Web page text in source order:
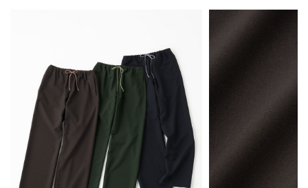
ご購入者様
購入確認済み
年齢: 60代 身長: 150cm以下 46-50kg
上着丈が気に入ってます
袖口、襟のラインワンポイントが可愛い❤
商品：L34レディース:スクラブパンツ・LANA/ディープ